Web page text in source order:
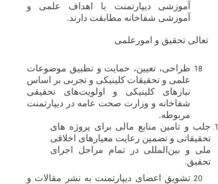
آموزشی
دیپارتمنت با اهداف علمی و
آموزشی شفاخانه مطابقت دارند.
تعالی تحقیق و امورعلمی:
طراحی، تعیین، حمایت و تطبیق موضوعات
علمی و تحقیقات کلینیکی و تجربی بر اساس
نیازهای کلینیکی و اولویت‌های تحقیقی
شفاخانه و وزارت صحت عامه در دیپارتمنت
مربوطه.
جلب و تامین منابع مالی برای پروژه ‌های
تحقیقاتی و تضمین رعایت معیارهای اخلاقی
ملی و بین‌المللی در تمام مراحل اجرای
تحقیق.
تشویق اعضای دیپارتمنت به نشر مقالات و